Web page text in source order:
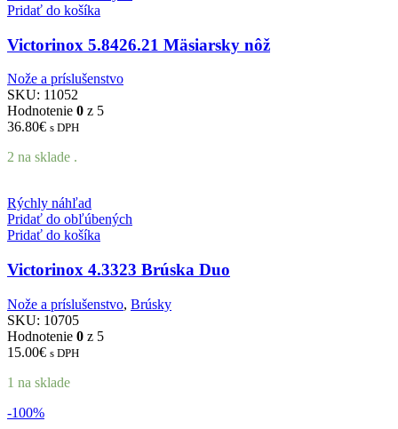
Pridať do košíka
Victorinox 5.8426.21 Mäsiarsky nôž
Nože a príslušenstvo
SKU: 11052
Hodnotenie 0 z 5
36.80€ s DPH
2 na sklade .
Rýchly náhľad
Pridať do obľúbených
Pridať do košíka
Victorinox 4.3323 Brúska Duo
Nože a príslušenstvo, Brúsky
SKU: 10705
Hodnotenie 0 z 5
15.00€ s DPH
1 na sklade
-100%